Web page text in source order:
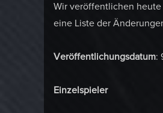
Wir veröffentlichen
eine Liste der
Veröffentlichungsdatum:
Einzelspieler